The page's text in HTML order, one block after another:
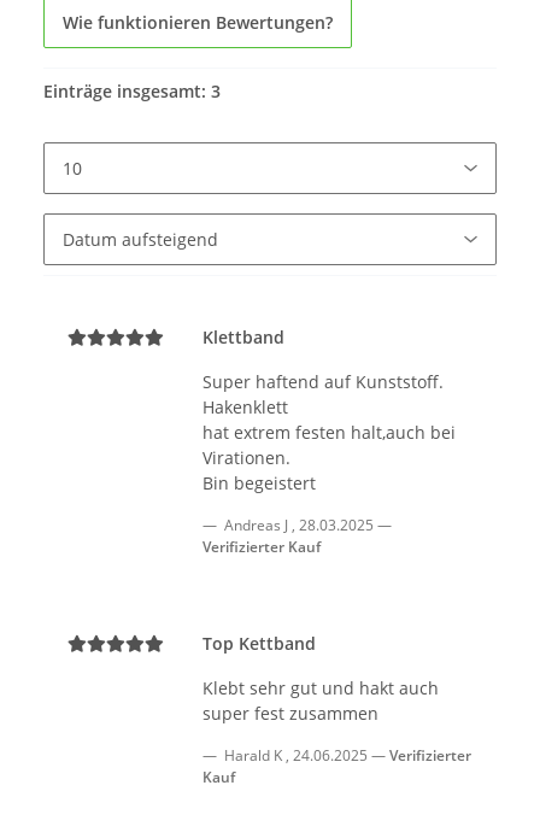
Wie funktionieren Bewertungen?
Einträge insgesamt: 3
Klettband
Super haftend auf Kunststoff.
Hakenklett
hat extrem festen halt,auch bei
Virationen.
Bin begeistert
Andreas J , 28.03.2025
Verifizierter Kauf
Top Kettband
Klebt sehr gut und hakt auch
super fest zusammen
Harald K , 24.06.2025
Verifizierter
Kauf